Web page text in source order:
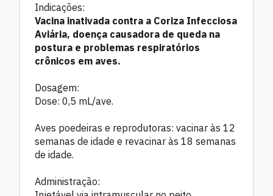
Indicações:
Vacina inativada contra a Coriza Infecciosa
Aviária, doença causadora de queda na
postura e problemas respiratórios
crônicos em aves.
Dosagem:
Dose: 0,5 mL/ave.
Aves poedeiras e reprodutoras: vacinar às 12
semanas de idade e revacinar às 18 semanas
de idade.
Administração: